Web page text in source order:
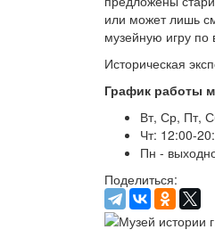
или может лишь
музейную игру по
Историческая
График работы
Вт, Ср, Пт,
Чт: 12:00-
Пн -
Поделиться: